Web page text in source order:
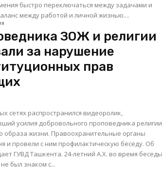
быстро переключаться между задачами и
между работой и личной жизнью....
ЗОЖ и религии
за нарушение
прав
сетях распространился видеоролик,
усилия добровольного проповедника религии
образа жизни. Правоохранительные органы
и провели с ним профилактическую беседу. Об
24-летний А.Х. во время беседы
был знаком с...